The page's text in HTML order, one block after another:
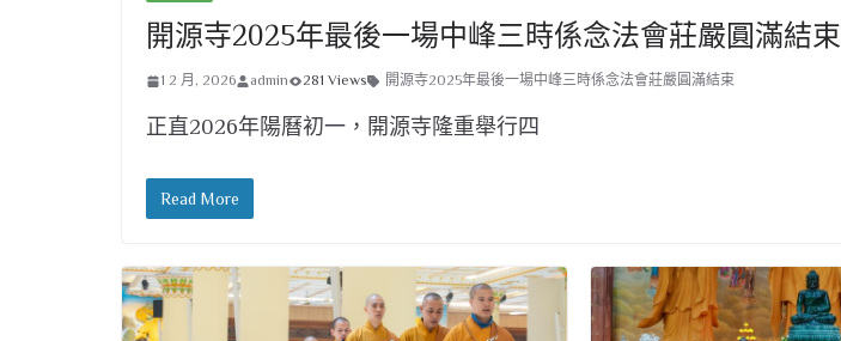
開源寺2025年最後一場中峰三時係念法會莊嚴圓滿結束
1 2 月, 2026 admin 281 Views 開源寺2025年最後一場中峰三時係念法會莊嚴圓滿結束
正直2026年陽曆初一，開源寺隆重舉行四
Read More